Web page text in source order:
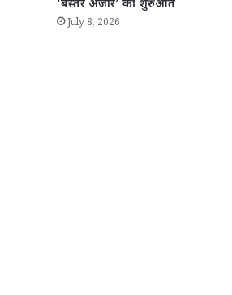
‘बस्तर अंजोर’ की शुरुआत
July 8, 2026